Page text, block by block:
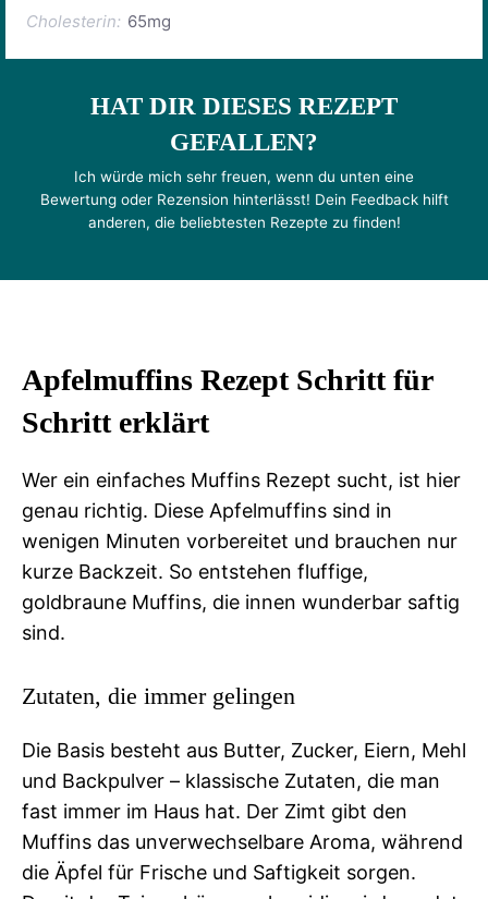
Cholesterin: 65mg
HAT DIR DIESES REZEPT
GEFALLEN?
Ich würde mich sehr freuen, wenn du unten eine
Bewertung oder Rezension hinterlässt! Dein Feedback hilft
anderen, die beliebtesten Rezepte zu finden!
Apfelmuffins Rezept Schritt für
Schritt erklärt
Wer ein einfaches Muffins Rezept sucht, ist hier
genau richtig. Diese Apfelmuffins sind in
wenigen Minuten vorbereitet und brauchen nur
kurze Backzeit. So entstehen fluffige,
goldbraune Muffins, die innen wunderbar saftig
sind.
Zutaten, die immer gelingen
Die Basis besteht aus Butter, Zucker, Eiern, Mehl
und Backpulver – klassische Zutaten, die man
fast immer im Haus hat. Der Zimt gibt den
Muffins das unverwechselbare Aroma, während
die Äpfel für Frische und Saftigkeit sorgen.